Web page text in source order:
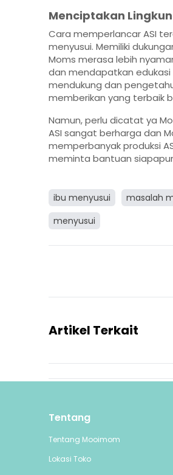
Menciptakan
Cara memperlancar ASI
menyusui. Memiliki
Moms merasa lebih
dan mendapatkan
mendukung dan
memberikan yang terbaik
Namun, perlu dicatat ya
ASI sangat berharga dan
memperbanyak produksi
meminta bantuan
ibu menyusui masalah
menyusui
Artikel Terkait
Tentang
Tentang Mooimom
Lokasi Toko